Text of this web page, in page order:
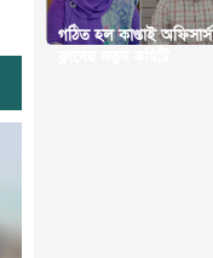
গঠিত হল কাপ্তাই অফিসার্স